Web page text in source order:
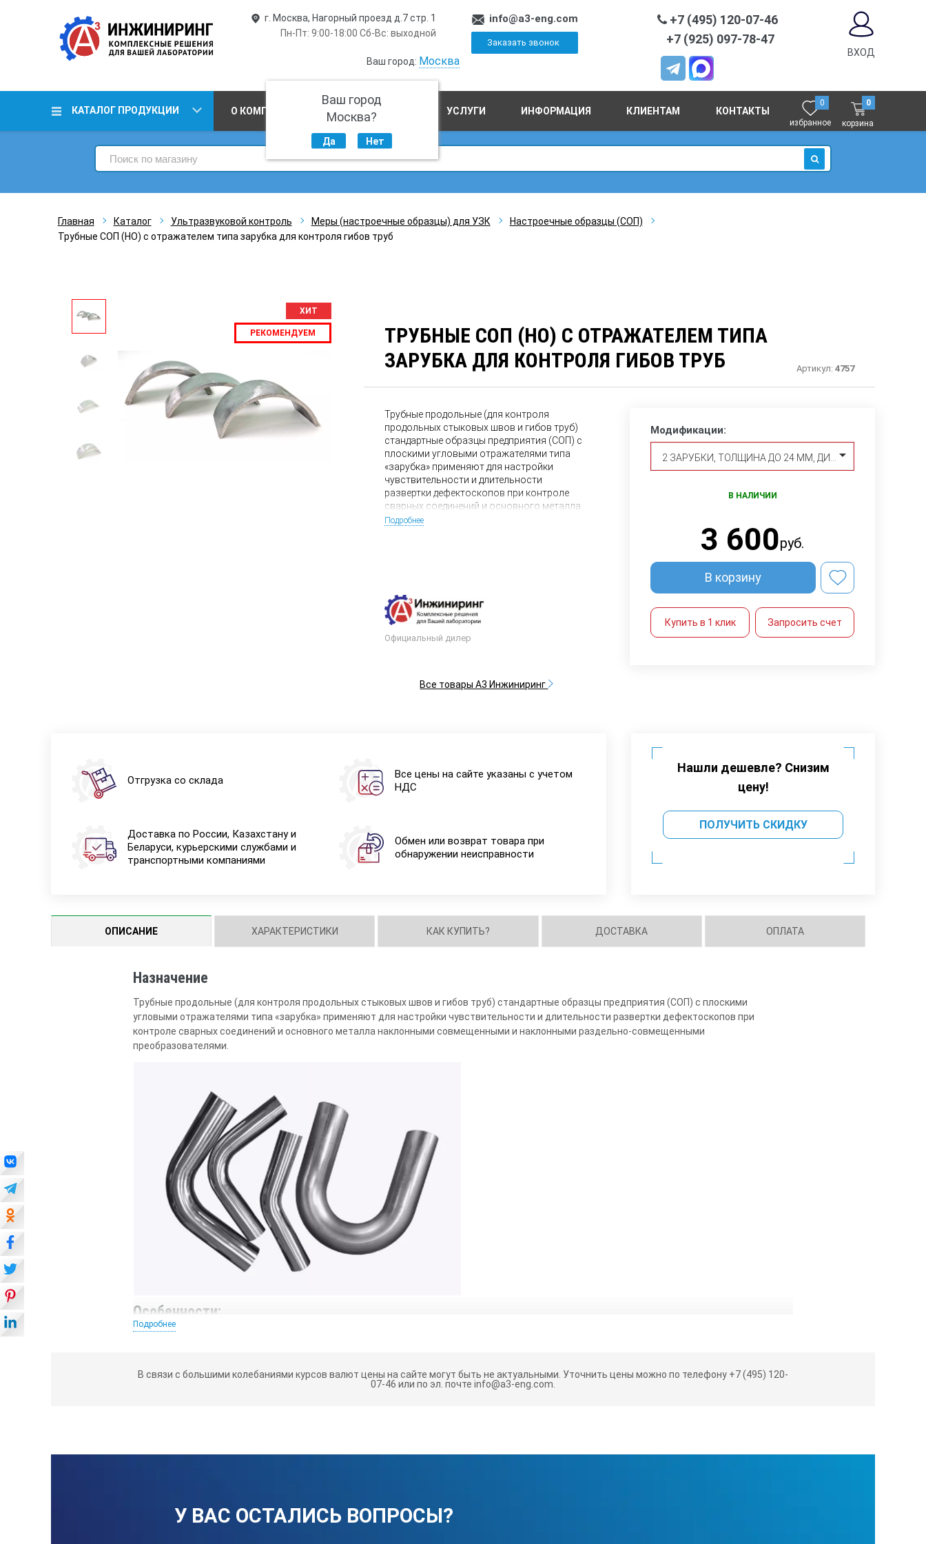
г. Москва, Нагорный проезд д.7 стр. 1
Пн-Пт: 9:00-18:00 Сб-Вс: выходной
Ваш город: Москва
Ваш город
Москва?
Да Нет
info@a3-eng.com
Заказать звонок
+7 (495) 120-07-46
+7 (925) 097-78-47
ВХОД
КАТАЛОГ ПРОДУКЦИИ О КОМПАНИИ ПРОИЗВОДСТВО УСЛУГИ ИНФОРМАЦИЯ КЛИЕНТАМ КОНТАКТЫ
0
избранное
0
корзина
ИСКАТЬ
Главная Каталог Ультразвуковой контроль Меры (настроечные образцы) для УЗК
Настроечные образцы (СОП)
Трубные СОП (НО) с отражателем типа зарубка для контроля гибов труб
ХИТ
РЕКОМЕНДУЕМ
ТРУБНЫЕ СОП (НО) С ОТРАЖАТЕЛЕМ ТИПА
ЗАРУБКА ДЛЯ КОНТРОЛЯ ГИБОВ ТРУБ
Артикул:4757
Трубные продольные (для контроля
продольных стыковых швов и гибов труб)
стандартные образцы предприятия (СОП) с
плоскими угловыми отражателями типа
«зарубка» применяют для настройки
чувствительности и длительности
развертки дефектоскопов при контроле
сварных соединений и основного металла
наклонными совмещенными и наклонными
Подробнее
Официальный дилер
Все товары А3 Инжиниринг
Модификации:
В НАЛИЧИИ
3 600руб.
В корзину
Купить в 1 клик Запросить счет
Отгрузка со склада
Все цены на сайте указаны с учетом
НДС
Доставка по России, Казахстану и
Беларуси, курьерскими службами и
транспортными компаниями
Обмен или возврат товара при
обнаружении неисправности
Нашли дешевле? Снизим
цену!
ПОЛУЧИТЬ СКИДКУ
ОПИСАНИЕ ХАРАКТЕРИСТИКИ КАК КУПИТЬ? ДОСТАВКА ОПЛАТА
Назначение
Трубные продольные (для контроля продольных стыковых швов и гибов труб) стандартные образцы предприятия (СОП) с плоскими
угловыми отражателями типа «зарубка» применяют для настройки чувствительности и длительности развертки дефектоскопов при
контроле сварных соединений и основного металла наклонными совмещенными и наклонными раздельно-совмещенными
преобразователями.
Особенности:
Предпочтительным считается изготовление стандартных образцов (мер) из материала Заказчика т. к. настроечный образец (НО) по
Все образцы изготавливаются в соответствии с 427610-069-4407661-2016.ТУ и ГОСТ Р 55724-2013 «Контроль неразрушающий.
материале, из которого он изготовлен, вид и размеры искусственных отражателей, результаты первичной аттестации (калибровки),
Подробнее
В связи с большими колебаниями курсов валют цены на сайте могут быть не актуальными. Уточнить цены можно по телефону +7 (495) 120-
07-46 или по эл. почте info@a3-eng.com.
У ВАС ОСТАЛИСЬ ВОПРОСЫ?